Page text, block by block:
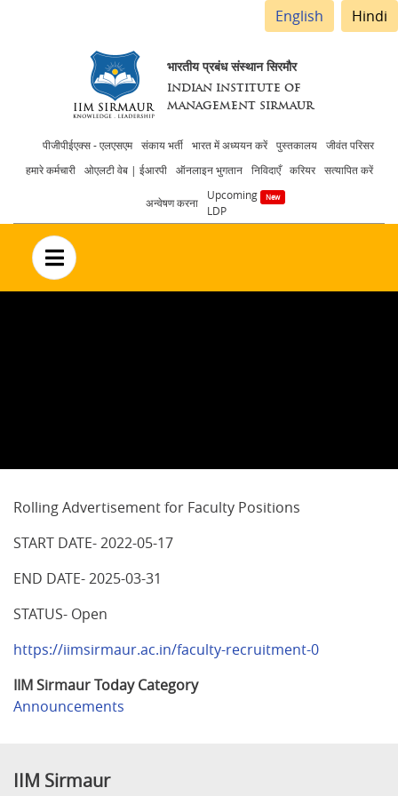
English Hindi
भारतीय प्रबंध संस्थान सिरमौर
INDIAN INSTITUTE OF
MANAGEMENT SIRMAUR
Header
menu
पीजीपीईएक्स - एलएसएम संकाय भर्ती भारत में अध्ययन करें पुस्तकालय
जीवंत परिसर
हमारे कर्मचारी
ओएलटी वेब | ईआरपी ऑनलाइन भुगतान निविदाएँ करियर सत्यापित करें
अन्वेषण करना
Upcoming
LDP
no text
Rolling Advertisement for Faculty Positions
START DATE- 2022-05-17
END DATE- 2025-03-31
STATUS- Open
https://iimsirmaur.ac.in/faculty-recruitment-0
IIM Sirmaur Today Category
Announcements
IIM Sirmaur